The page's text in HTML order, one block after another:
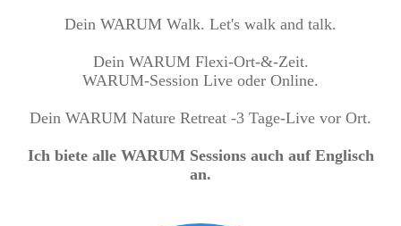
Dein WARUM Walk. Let's walk and talk.
Dein WARUM Flexi-Ort-&-Zeit.
WARUM-Session Live oder Online.
Dein WARUM Nature Retreat -3 Tage-Live vor Ort.
Ich biete alle WARUM Sessions auch auf Englisch
an.